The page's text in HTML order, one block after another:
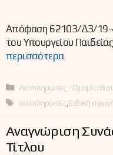
Απόφαση 62103/Δ3/
του Υπουργείου
περισσότερα
Κατηγορίες
Αναπληρωτές - Ωρομίσθιοι
Ετικέτες
αναπληρωτές Ειδική
Αναγνώριση
Τίτλου